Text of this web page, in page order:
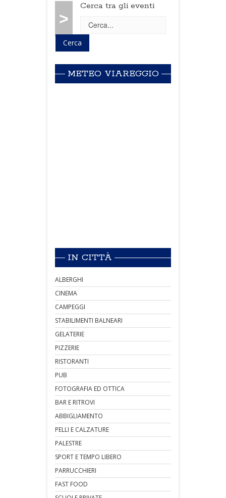
>
Cerca tra gli eventi
METEO VIAREGGIO
IN CITTÀ
ALBERGHI
CINEMA
CAMPEGGI
STABILIMENTI BALNEARI
GELATERIE
PIZZERIE
RISTORANTI
PUB
FOTOGRAFIA ED OTTICA
BAR E RITROVI
ABBIGLIAMENTO
PELLI E CALZATURE
PALESTRE
SPORT E TEMPO LIBERO
PARRUCCHIERI
FAST FOOD